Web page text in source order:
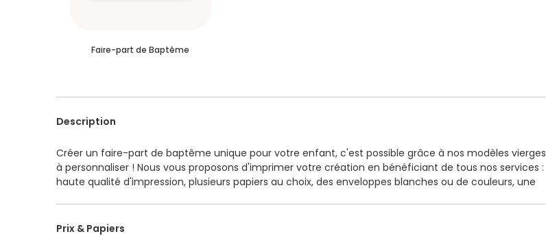
Description
Créer un faire-part de baptême unique pour votre enfant, c'est possible grâce à nos modèles vierges
à personnaliser ! Nous vous proposons d'imprimer votre création en bénéficiant de tous nos services :
haute qualité d'impression, plusieurs papiers au choix, des enveloppes blanches ou de couleurs, une
Prix & Papiers
Faire-part de Baptême